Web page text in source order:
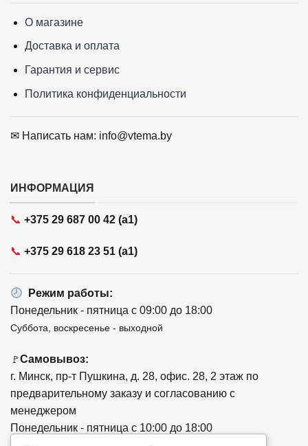
О магазине
Доставка и оплата
Гарантия и сервис
Политика конфиденциальности
✉ Написать нам: info@vtema.by
ИНФОРМАЦИЯ
📞 +375 29 687 00 42 (a1)
📞 +375 29 618 23 51 (a1)
Режим работы:
Понедельник - пятница с 09:00 до 18:00
Суббота, воскресенье - выходной
🚩Самовывоз:
г. Минск, пр-т Пушкина, д. 28, офис. 28, 2 этаж по
предварительному заказу и согласованию с
менеджером
Понедельник - пятница с 10:00 до 18:00